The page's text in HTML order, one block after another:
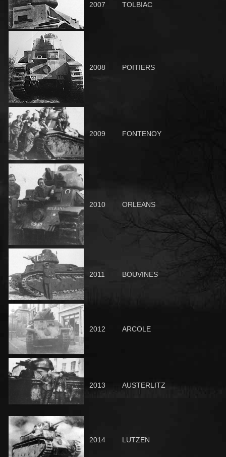
2007 TOLBIAC
2008 POITIERS
2009 FONTENOY
2010 ORLEANS
2011 BOUVINES
2012 ARCOLE
2013 AUSTERLITZ
2014 LUTZEN